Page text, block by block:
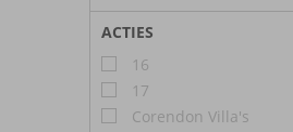
ACTIES
16
17
Corendon Villa's